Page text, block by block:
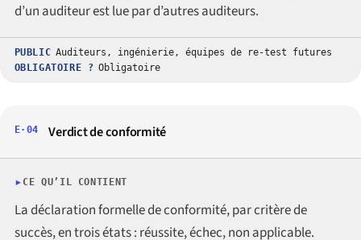
d’un auditeur est lue par d’autres auditeurs.
PUBLIC Auditeurs, ingénierie, équipes de re-test futures
OBLIGATOIRE ? Obligatoire
E·04 Verdict de conformité
CE QU’IL CONTIENT
La déclaration formelle de conformité, par critère de
succès, en trois états : réussite, échec, non applicable.